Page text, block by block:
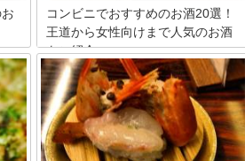
で
ん
こ
ん
考
コンビニでおすすめのお酒20選！
王道から女性向けまで人気のお酒
をご紹介
便利なコンビニでは、ビール・ワイン・
ウイスキー・チューハイなど、様々な種
類のお酒が販売されています。ラインア
ップが豊富なので、新発売のものや自分
のお気に入りのお酒を見つけやすいのも
コンビニの良さ。そこで今回は、コンビ